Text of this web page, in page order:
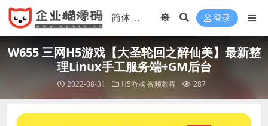
登录
W655 三网H5游戏【大圣轮回之醉仙美】最新整
理Linux手工服务端+GM后台
2022-08-31 H5游戏视频教程 287